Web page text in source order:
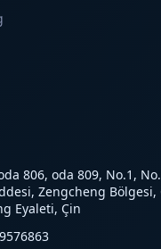
806, oda 809, No.1,
Zengcheng
Eyaleti, Çin